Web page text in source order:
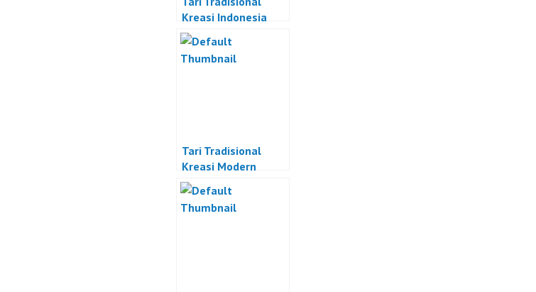
Kreasi Indonesia
Tari Tradisional
Kreasi Modern